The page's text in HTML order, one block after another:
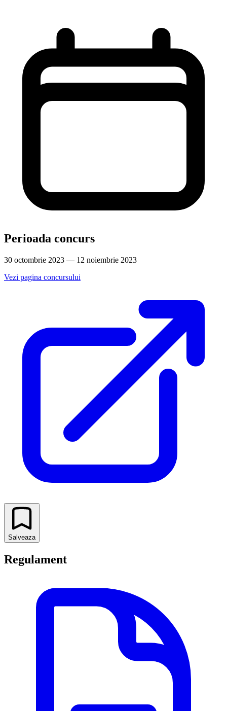
Perioada concurs
30 octombrie 2023 — 12 noiembrie 2023
Vezi pagina concursului
Salveaza
Regulament